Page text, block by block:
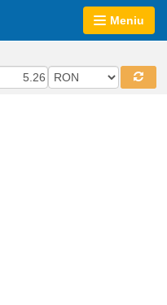
Meniu